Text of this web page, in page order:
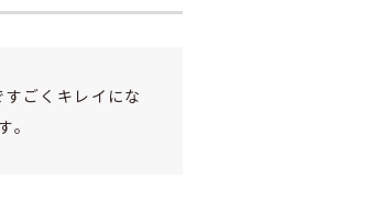
ごくキレイにな